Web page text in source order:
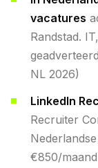
vacatures
Randstad.
NL 2026)
LinkedIn
Recruiter
€850/